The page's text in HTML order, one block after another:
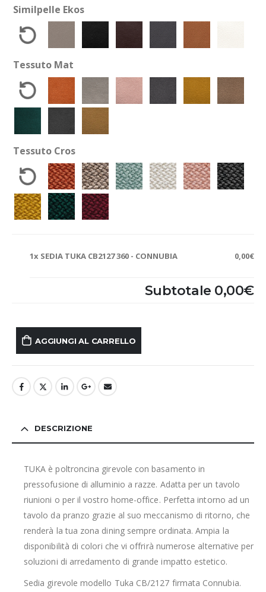
Similpelle Ekos
Tessuto Mat
Tessuto Cros
1x SEDIA TUKA CB2127 360 - CONNUBIA 0,00€
Subtotale 0,00€
AGGIUNGI AL CARRELLO
DESCRIZIONE
TUKA è poltroncina girevole con basamento in
pressofusione di alluminio a razze. Adatta per un tavolo
riunioni o per il vostro home-office. Perfetta intorno ad un
tavolo da pranzo grazie al suo meccanismo di ritorno, che
renderà la tua zona dining sempre ordinata. Ampia la
disponibilità di colori che vi offrirà numerose alternative per
soluzioni di arredamento di grande impatto estetico.
Sedia girevole modello Tuka CB/2127 firmata Connubia.